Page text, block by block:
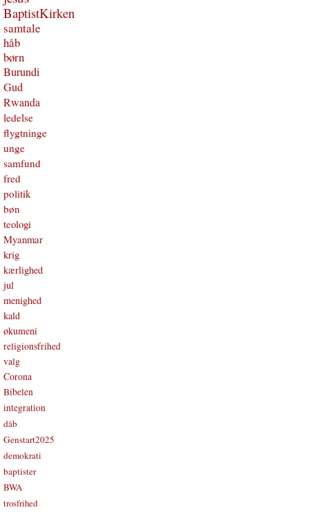
BaptistKirken
samtale
håb
børn
Burundi
Gud
Rwanda
ledelse
flygtninge
unge
samfund
fred
politik
bøn
teologi
Myanmar
krig
kærlighed
jul
menighed
kald
økumeni
religionsfrihed
valg
Corona
Bibelen
integration
dåb
Genstart2025
demokrati
baptister
BWA
trosfrihed